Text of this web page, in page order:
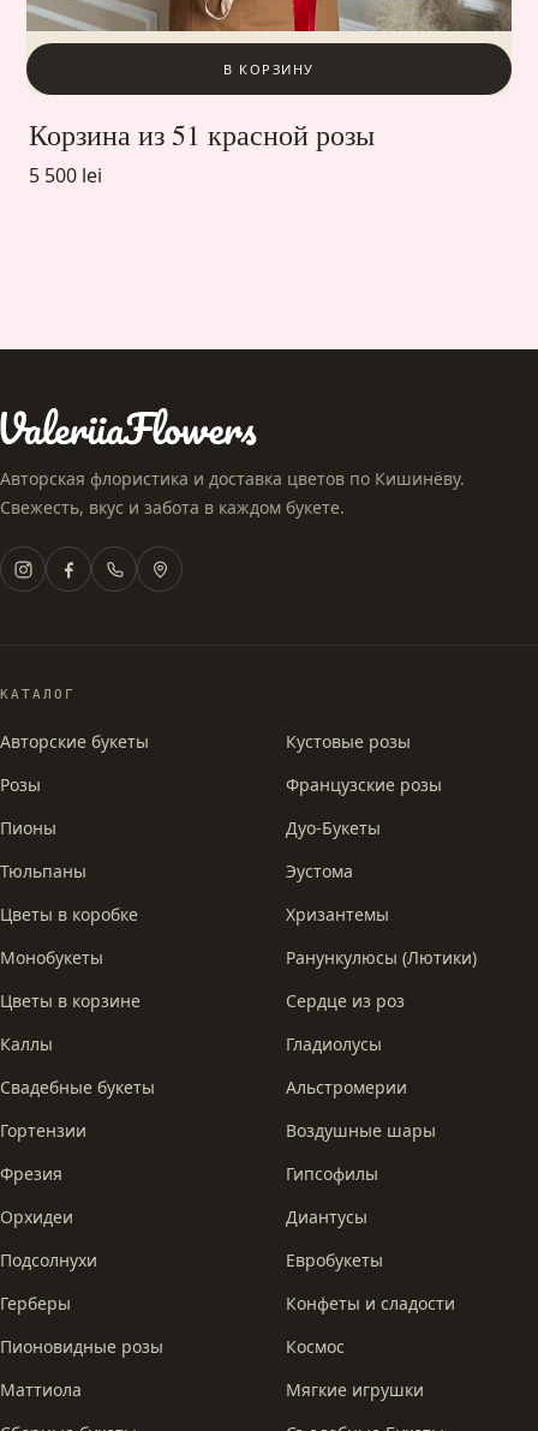
В КОРЗИНУ
Корзина из 51 красной розы
5 500 lei
Авторская флористика и доставка цветов по Кишинёву.
Свежесть, вкус и забота в каждом букете.
КАТАЛОГ
Авторские букеты
Розы
Пионы
Тюльпаны
Цветы в коробке
Монобукеты
Цветы в корзине
Каллы
Свадебные букеты
Гортензии
Фрезия
Орхидеи
Подсолнухи
Герберы
Пионовидные розы
Маттиола
Кустовые розы
Французские розы
Дуо-Букеты
Эустома
Хризантемы
Ранункулюсы (Лютики)
Сердце из роз
Гладиолусы
Альстромерии
Воздушные шары
Гипсофилы
Диантусы
Евробукеты
Конфеты и сладости
Космос
Мягкие игрушки